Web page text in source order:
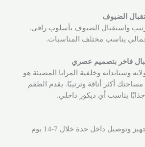
الضيوف
واستقبال الضيوف بأسلوب راقي.
يناسب مختلف المناسبات.
فاخر بتصميم عصري
وستانداته وخلفية المرايا المضيئة هو
مساحتك أكثر أناقة وترتيبًا. يقدم الطقم
يناسب أي ديكور داخلي.
تجهيز وتوصيل داخل جدة خلال 7-14 يوم